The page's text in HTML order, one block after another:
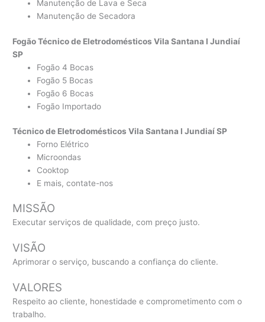
Manutenção de Lava e Seca
Manutenção de Secadora
Fogão Técnico de Eletrodomésticos Vila Santana I Jundiaí
SP
Fogão 4 Bocas
Fogão 5 Bocas
Fogão 6 Bocas
Fogão Importado
Técnico de Eletrodomésticos Vila Santana I Jundiaí SP
Forno Elétrico
Microondas
Cooktop
E mais, contate-nos
MISSÃO
Executar serviços de qualidade, com preço justo.
VISÃO
Aprimorar o serviço, buscando a confiança do cliente.
VALORES
Respeito ao cliente, honestidade e comprometimento com o
trabalho.